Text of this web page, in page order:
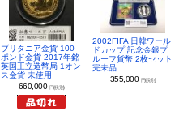
ブリタニア金貨 100
ポンド金貨 2017年銘
英国王立造幣局 1オン
ス金貨 未使用
660,000 円(税別)
2002FIFA 日韓ワール
ドカップ 記念金銀プ
ルーフ貨幣 2枚セット
完未品
355,000 円(税別)